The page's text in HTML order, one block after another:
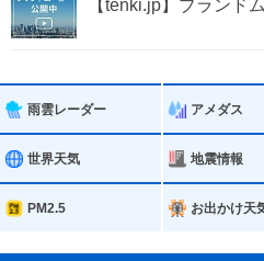
【tenki.jp】ブランド
雨雲レーダー アメダス
世界天気 地震情報
PM2.5 お出かけ天